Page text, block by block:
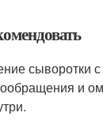
сыворотки
и